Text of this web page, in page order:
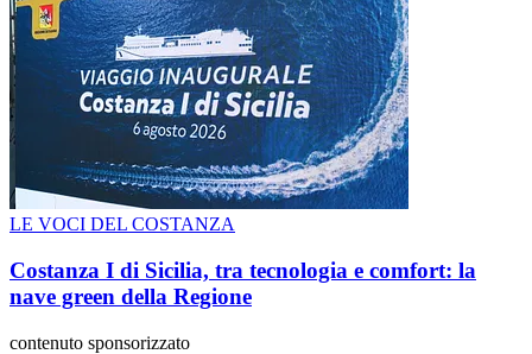
LE VOCI DEL COSTANZA
Costanza I di Sicilia, tra tecnologia e comfort: la
nave green della Regione
contenuto sponsorizzato